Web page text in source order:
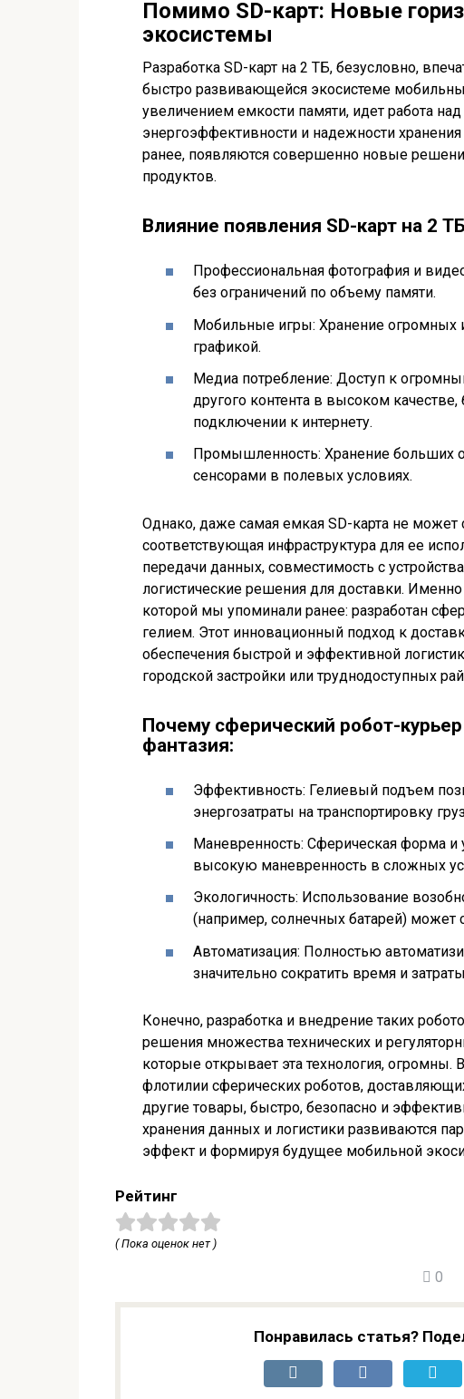
Помимо SD-карт: Новые
экосистемы
Разработка SD-карт на 2 ТБ, безусловно,
быстро развивающейся экосистеме
увеличением емкости памяти, идет работа
энергоэффективности и надежности
ранее, появляются совершенно новые
продуктов.
Влияние появления SD-карт на 2
Профессиональная фотография и
без ограничений по объему памяти.
Мобильные игры: Хранение огромных
графикой.
Медиа потребление: Доступ к
другого контента в высоком
подключении к интернету.
Промышленность: Хранение больших
сенсорами в полевых условиях.
Однако, даже самая емкая SD-карта не
соответствующая инфраструктура для ее
передачи данных, совместимость с
логистические решения для доставки.
которой мы упоминали ранее: разработан
гелием. Этот инновационный подход к
обеспечения быстрой и эффективной
городской застройки или труднодоступных
Почему сферический робот-
фантазия:
Эффективность: Гелиевый подъем
энергозатраты на транспортировку
Маневренность: Сферическая форма
высокую маневренность в сложных
Экологичность: Использование
(например, солнечных батарей) может
Автоматизация: Полностью
значительно сократить время и
Конечно, разработка и внедрение таких
решения множества технических и
которые открывает эта технология,
флотилии сферических роботов,
другие товары, быстро, безопасно и
хранения данных и логистики развиваются
эффект и формируя будущее мобильной
Рейтинг
( Пока оценок нет )
0
Понравилась статья?